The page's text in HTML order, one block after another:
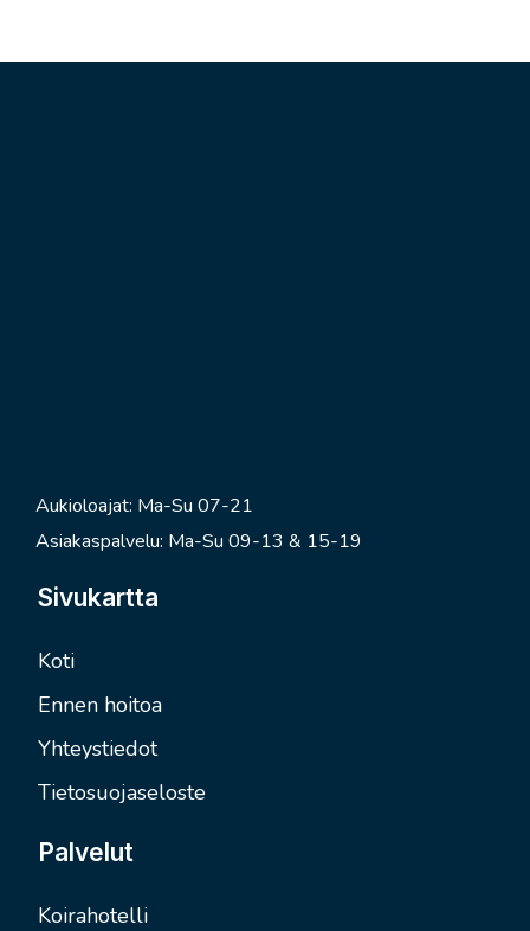
Aukioloajat: Ma-Su 07-21
Asiakaspalvelu: Ma-Su 09-13 & 15-19
Sivukartta
Koti
Ennen hoitoa
Yhteystiedot
Tietosuojaseloste
Palvelut
Koirahotelli